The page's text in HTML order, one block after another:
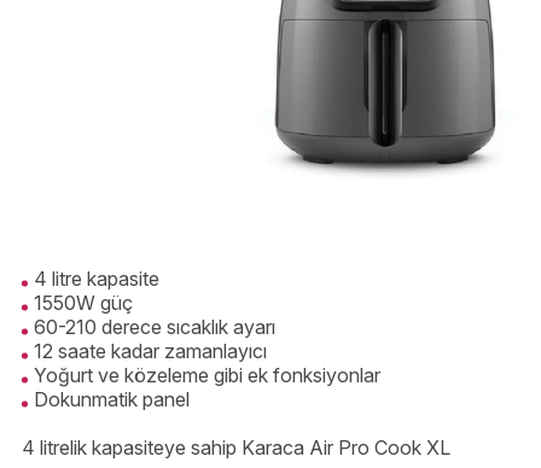
4 litre kapasite
1550W güç
60-210 derece sıcaklık ayarı
12 saate kadar zamanlayıcı
Yoğurt ve közeleme gibi ek fonksiyonlar
Dokunmatik panel
4 litrelik kapasiteye sahip Karaca Air Pro Cook XL